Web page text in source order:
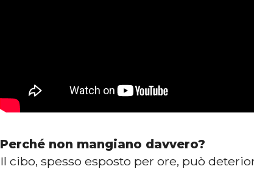
Perché non mangiano davvero?
Il cibo, spesso esposto per ore, può